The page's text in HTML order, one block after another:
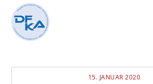
content
15. JANUAR 2020